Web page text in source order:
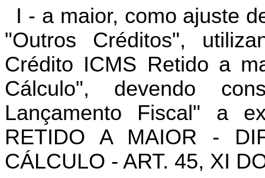
I - a maior, como ajuste
"Outros Créditos",
Crédito ICMS Retido a
Cálculo", devendo
Lançamento Fiscal" a
RETIDO A MAIOR -
CÁLCULO - ART. 45, XI